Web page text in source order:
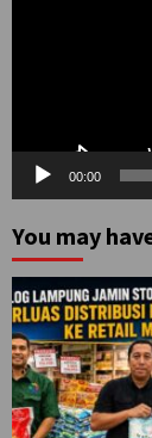
00:00
You may